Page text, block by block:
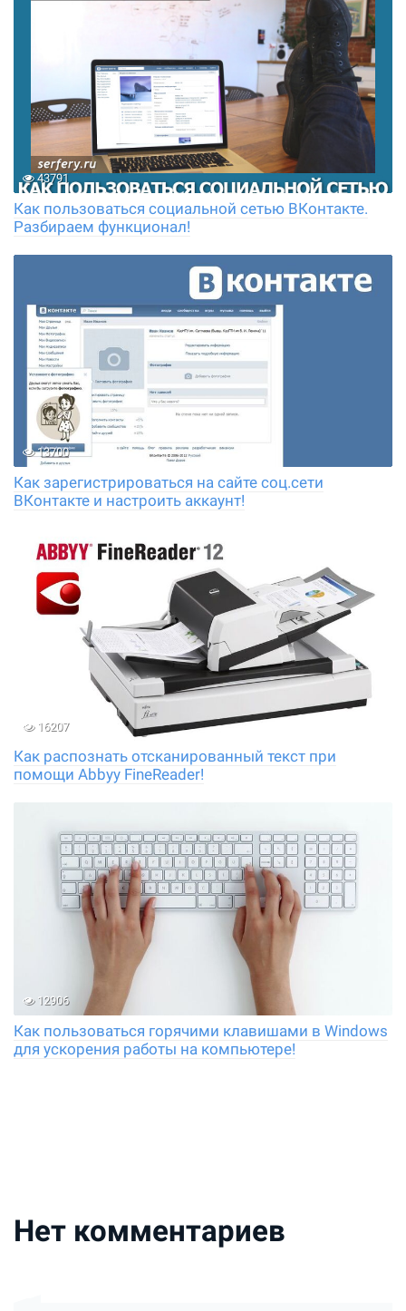
43791
Как пользоваться социальной сетью ВКонтакте.
Разбираем функционал!
13700
Как зарегистрироваться на сайте соц.сети
ВКонтакте и настроить аккаунт!
16207
Как распознать отсканированный текст при
помощи Abbyy FineReader!
12906
Как пользоваться горячими клавишами в Windows
для ускорения работы на компьютере!
Нет комментариев